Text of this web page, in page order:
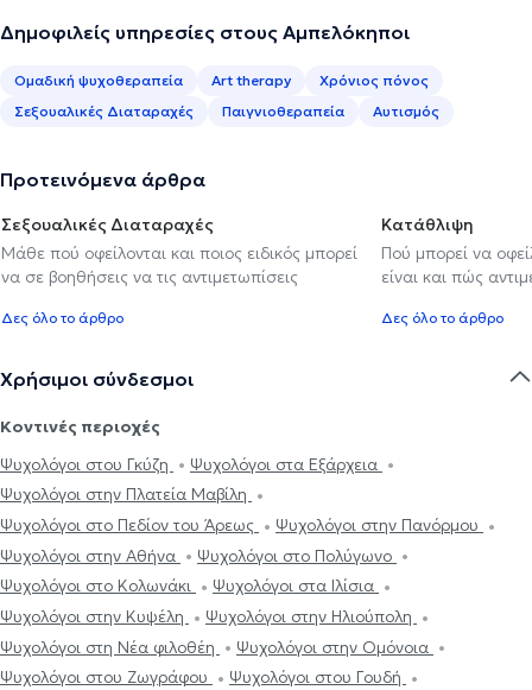
Δημοφιλείς υπηρεσίες στους Αμπελόκηποι
Ομαδική ψυχοθεραπεία Art therapy
Χρόνιος πόνος
Σεξουαλικές Διαταραχές
Παιγνιοθεραπεία Αυτισμός
Προτεινόμενα άρθρα
Σεξουαλικές Διαταραχές
Μάθε πού οφείλονται και ποιος ειδικός μπορεί
να σε βοηθήσεις να τις αντιμετωπίσεις
Δες όλο το άρθρο
Κατάθλιψη
Πού μπορεί να
είναι και πώς
Δες όλο το άρθρο
Χρήσιμοι σύνδεσμοι
Κοντινές περιοχές
Ψυχολόγοι στου Γκύζη
Ψυχολόγοι στα Εξάρχεια
Ψυχολόγοι στην Πλατεία Μαβίλη
Ψυχολόγοι στο Πεδίον του Άρεως
Ψυχολόγοι στην Πανόρμου
Ψυχολόγοι στην Αθήνα
Ψυχολόγοι στο Πολύγωνο
Ψυχολόγοι στο Κολωνάκι
Ψυχολόγοι στα Ιλίσια
Ψυχολόγοι στην Κυψέλη
Ψυχολόγοι στην Ηλιούπολη
Ψυχολόγοι στη Νέα φιλοθέη
Ψυχολόγοι στην Ομόνοια
Ψυχολόγοι στου Ζωγράφου
Ψυχολόγοι στου Γουδή